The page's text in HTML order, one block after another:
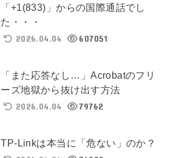
「+1(833)」からの国際通話でし
た・・・
2026.04.04
607051
「また応答なし…」Acrobatのフリ
ーズ地獄から抜け出す方法
2026.04.04
79762
TP-Linkは本当に「危ない」のか？